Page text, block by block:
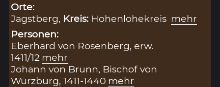
Orte:
Jagstberg, Kreis: Hohenlohekreis mehr
Personen:
Eberhard von Rosenberg, erw.
1411/12 mehr
Johann von Brunn, Bischof von
Würzburg, 1411-1440 mehr